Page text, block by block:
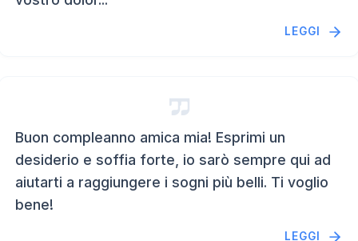
LEGGI
Buon compleanno amica mia! Esprimi un
desiderio e soffia forte, io sarò sempre qui ad
aiutarti a raggiungere i sogni più belli. Ti voglio
bene!
LEGGI